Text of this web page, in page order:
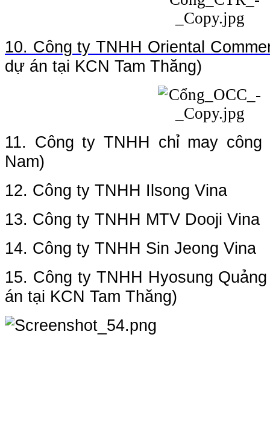
10. Công ty TNHH Oriental
dự án tại KCN Tam Thăng)
11. Công ty TNHH chỉ may công
Nam)
12. Công ty TNHH Ilsong Vina
13. Công ty TNHH MTV Dooji Vina
14. Công ty TNHH Sin Jeong Vina
15. Công ty TNHH Hyosung
án tại KCN Tam Thăng)